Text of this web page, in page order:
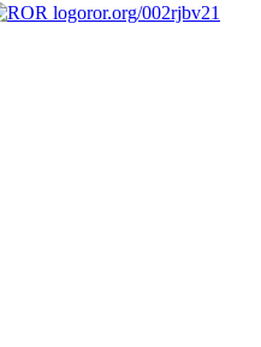
ror.org/002rjbv21